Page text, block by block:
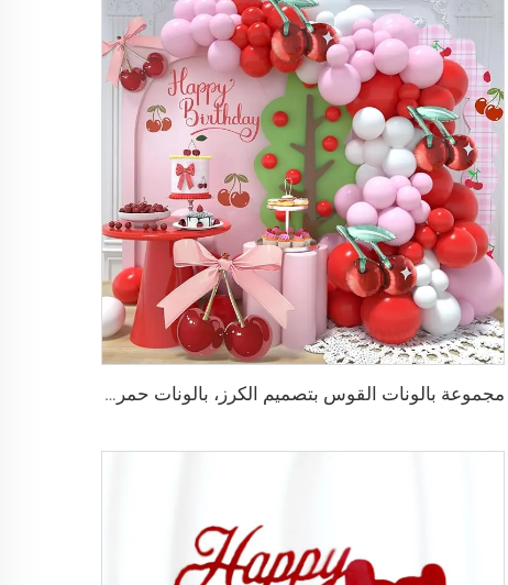
مجموعة بالونات القوس بتصميم الكرز، بالونات حمراء ووردية وبيضاء مع بالونات كرتونية على شكل كرز، زينة لحفلات استقبال المولود أو الحفلات ذات الطابع التوت